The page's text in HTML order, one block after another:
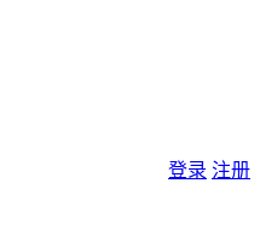
登录 注册